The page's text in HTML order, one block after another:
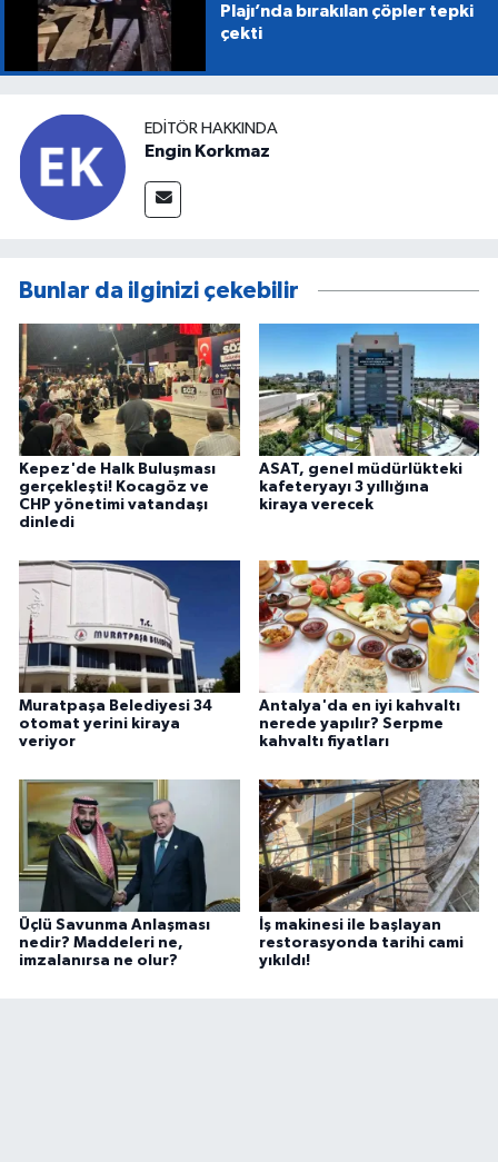
Plajı’nda bırakılan çöpler tepki
çekti
EDITÖR HAKKINDA
Engin Korkmaz
Bunlar da ilginizi çekebilir
Kepez'de Halk Buluşması
gerçekleşti! Kocagöz ve
CHP yönetimi vatandaşı
dinledi
ASAT, genel müdürlükteki
kafeteryayı 3 yıllığına
kiraya verecek
Muratpaşa Belediyesi 34
otomat yerini kiraya
veriyor
Antalya'da en iyi kahvaltı
nerede yapılır? Serpme
kahvaltı fiyatları
Üçlü Savunma Anlaşması
nedir? Maddeleri ne,
imzalanırsa ne olur?
İş makinesi ile başlayan
restorasyonda tarihi cami
yıkıldı!